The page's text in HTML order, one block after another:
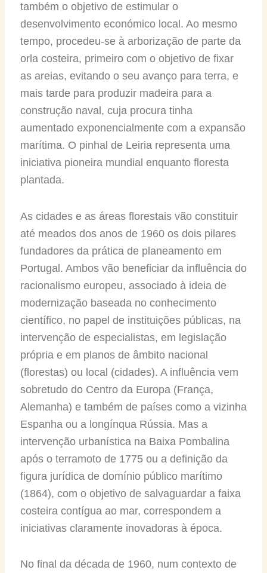
também o objetivo de estimular o
desenvolvimento económico local. Ao mesmo
tempo, procedeu-se à arborização de parte da
orla costeira, primeiro com o objetivo de fixar
as areias, evitando o seu avanço para terra, e
mais tarde para produzir madeira para a
construção naval, cuja procura tinha
aumentado exponencialmente com a expansão
marítima. O pinhal de Leiria representa uma
iniciativa pioneira mundial enquanto floresta
plantada.
As cidades e as áreas florestais vão constituir
até meados dos anos de 1960 os dois pilares
fundadores da prática de planeamento em
Portugal. Ambos vão beneficiar da influência do
racionalismo europeu, associado à ideia de
modernização baseada no conhecimento
científico, no papel de instituições públicas, na
intervenção de especialistas, em legislação
própria e em planos de âmbito nacional
(florestas) ou local (cidades). A influência vem
sobretudo do Centro da Europa (França,
Alemanha) e também de países como a vizinha
Espanha ou a longínqua Rússia. Mas a
intervenção urbanística na Baixa Pombalina
após o terramoto de 1775 ou a definição da
figura jurídica de domínio público marítimo
(1864), com o objetivo de salvaguardar a faixa
costeira contígua ao mar, correspondem a
iniciativas claramente inovadoras à época.
No final da década de 1960, num contexto de